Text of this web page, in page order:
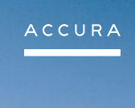
Gå
indhold